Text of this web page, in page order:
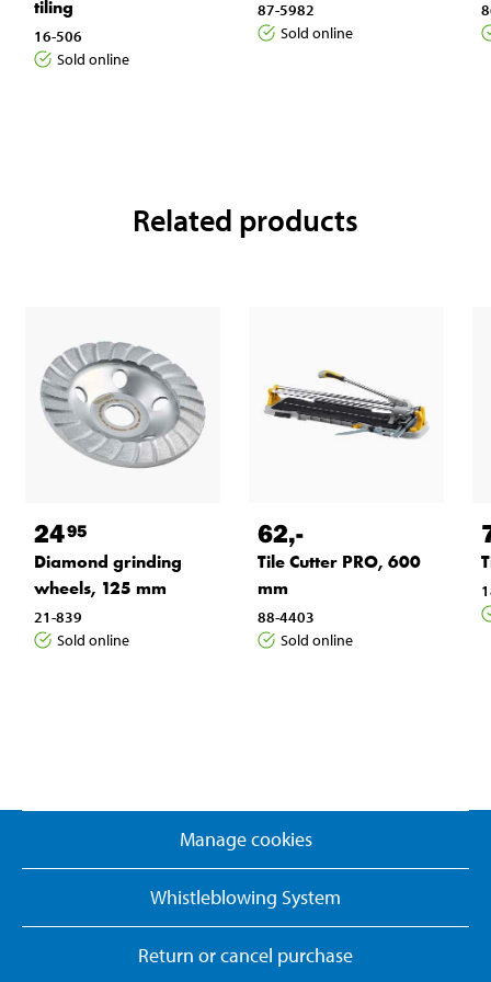
tiling
16-506
Sold online
87-5982
Sold online
Related products
2495
Diamond grinding
wheels, 125 mm
21-839
Sold online
62,-
Tile Cutter PRO, 600
mm
88-4403
Sold online
Manage cookies
Whistleblowing System
Return or cancel purchase